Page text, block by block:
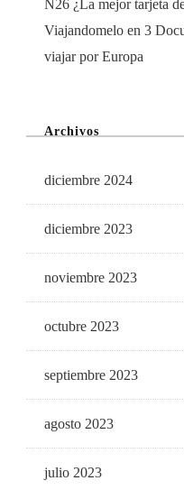
N26 ¿La mejor tarjeta
Viajandomelo en 3
viajar por Europa
Archivos
diciembre 2024
diciembre 2023
noviembre 2023
octubre 2023
septiembre 2023
agosto 2023
julio 2023